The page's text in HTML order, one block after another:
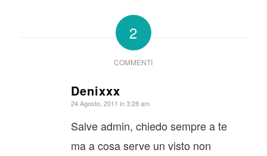
2
COMMENTI
Denixxx
dice:
24 Agosto, 2011 in 3:28 am
Salve admin, chiedo sempre a te
ma a cosa serve un visto non